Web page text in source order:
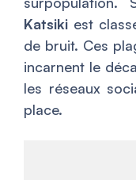
Katsiki est
de bruit. Ces
incarnent le
les réseaux
place.